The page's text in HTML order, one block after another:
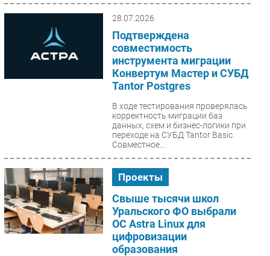
28.07.2026
Подтверждена
совместимость
инструмента миграции
Конвертум Мастер и СУБД
Tantor Postgres
В ходе тестирования проверялась
корректность миграции баз
данных, схем и бизнес-логики при
переходе на СУБД Tantor Basic.
Совместное...
Проекты
Свыше тысячи школ
Уральского ФО выбрали
ОС Astra Linux для
цифровизации
образования